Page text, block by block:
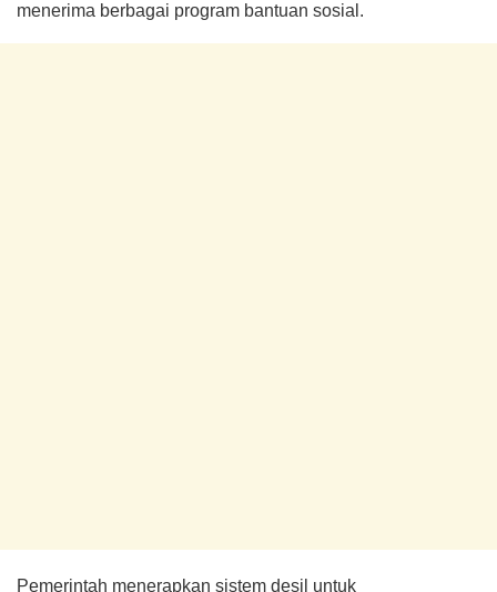
menerima berbagai program bantuan sosial.
Pemerintah menerapkan sistem desil untuk